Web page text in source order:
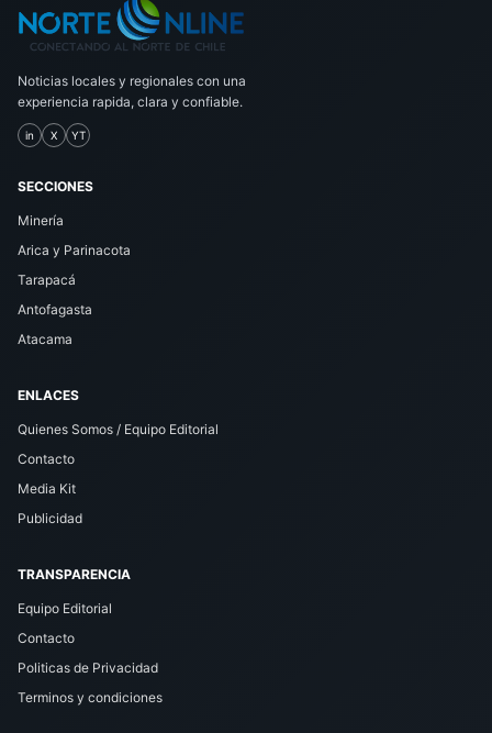
Noticias locales y regionales con una
experiencia rapida, clara y confiable.
in X YT
SECCIONES
Minería
Arica y Parinacota
Tarapacá
Antofagasta
Atacama
ENLACES
Quienes Somos / Equipo Editorial
Contacto
Media Kit
Publicidad
TRANSPARENCIA
Equipo Editorial
Contacto
Politicas de Privacidad
Terminos y condiciones